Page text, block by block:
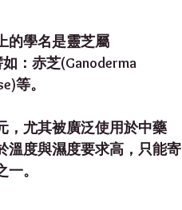
的學名是靈芝屬
：赤芝(Ganoderma
等。
，尤其被廣泛使用於中藥
溫度與濕度要求高，只能寄
。